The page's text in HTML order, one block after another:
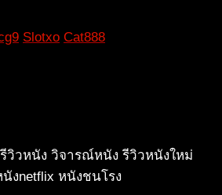
Slotxo Cat888
วิวหนัง วิจารณ์หนัง รีวิวหนังใหม่
งnetflix หนังชนโรง